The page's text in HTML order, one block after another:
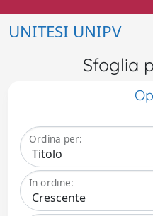
UNITESI UNIPV
Sfoglia
Ordina per:
In ordine: